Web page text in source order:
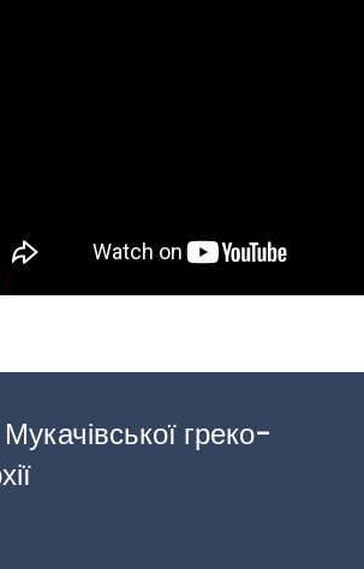
греко-